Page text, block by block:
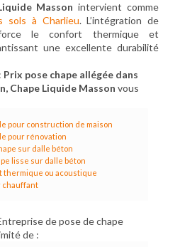
Masson intervient comme
sols à Charlieu. L’intégration de
le confort thermique et
une excellente durabilité
Prix pose chape allégée dans
Chape Liquide Masson vous
pour construction de maison
pour rénovation
sur dalle béton
lisse sur dalle béton
thermique ou acoustique
chauffant
de pose de chape
de :